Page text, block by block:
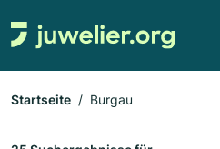
Startseite Burgau